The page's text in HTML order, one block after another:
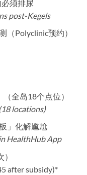
须排尿
post-Kegels
（Polyclinic预约）
全岛18个点位）
locations)
」化解尴尬
HealthHub App
）
after subsidy)*